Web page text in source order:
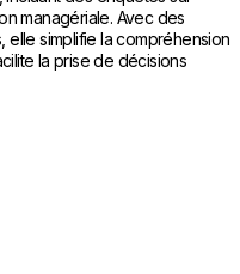
managériale. Avec des
elle simplifie la compréhension
la prise de décisions